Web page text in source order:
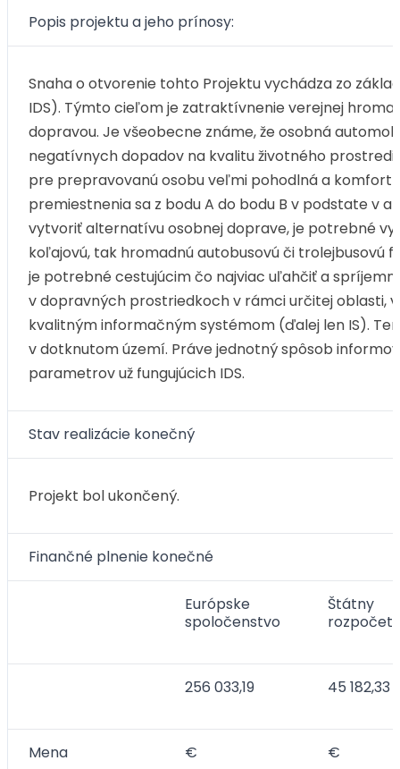
Popis projektu a jeho prínosy:
Snaha o otvorenie tohto Projektu vychádza zo
IDS). Týmto cieľom je zatraktívnenie verejnej
dopravou. Je všeobecne známe, že osobná
negatívnych dopadov na kvalitu životného
pre prepravovanú osobu veľmi pohodlná a
premiestnenia sa z bodu A do bodu B v podstate v
vytvoriť alternatívu osobnej doprave, je potrebné
koľajovú, tak hromadnú autobusovú či
je potrebné cestujúcim čo najviac uľahčiť a
v dopravných prostriedkoch v rámci určitej oblasti,
kvalitným informačným systémom (ďalej len IS).
v dotknutom území. Práve jednotný spôsob
parametrov už fungujúcich IDS.
Stav realizácie konečný
Projekt bol ukončený.
Finančné plnenie konečné
Európske
spoločenstvo
Štátny
rozpočet
256 033,19 45 182,33
Mena € €